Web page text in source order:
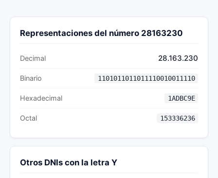
Representaciones del número 28163230
Decimal 28.163.230
Binario 1101011011011110010011110
Hexadecimal 1ADBC9E
Octal 153336236
Otros DNIs con la letra Y